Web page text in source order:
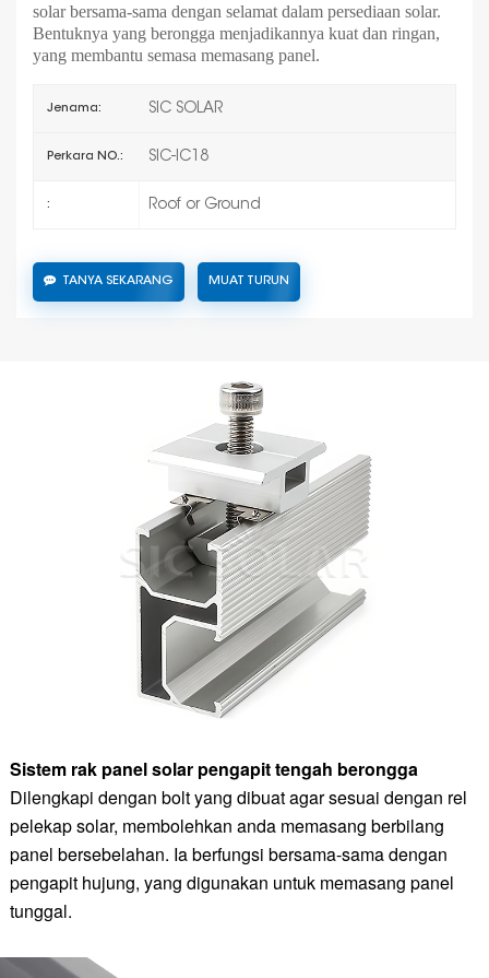
solar bersama-sama dengan selamat dalam persediaan solar.
Bentuknya yang berongga menjadikannya kuat dan ringan,
yang membantu semasa memasang panel.
Jenama: SIC SOLAR
Perkara NO.: SIC-IC18
: Roof or Ground
TANYA SEKARANG MUAT TURUN
Sistem rak panel solar pengapit tengah berongga
Dilengkapi dengan bolt yang dibuat agar sesuai dengan rel
pelekap solar, membolehkan anda memasang berbilang
panel bersebelahan. Ia berfungsi bersama-sama dengan
pengapit hujung, yang digunakan untuk memasang panel
tunggal.